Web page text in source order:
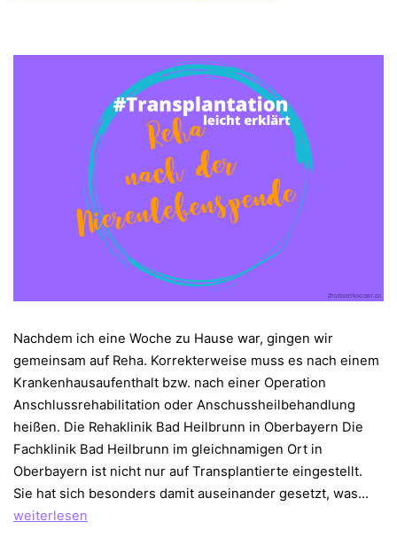
Nachdem ich eine Woche zu Hause war, gingen wir
gemeinsam auf Reha. Korrekterweise muss es nach einem
Krankenhausaufenthalt bzw. nach einer Operation
Anschlussrehabilitation oder Anschussheilbehandlung
heißen. Die Rehaklinik Bad Heilbrunn in Oberbayern Die
Fachklinik Bad Heilbrunn im gleichnamigen Ort in
Oberbayern ist nicht nur auf Transplantierte eingestellt.
Sie hat sich besonders damit auseinander gesetzt, was…
weiterlesen